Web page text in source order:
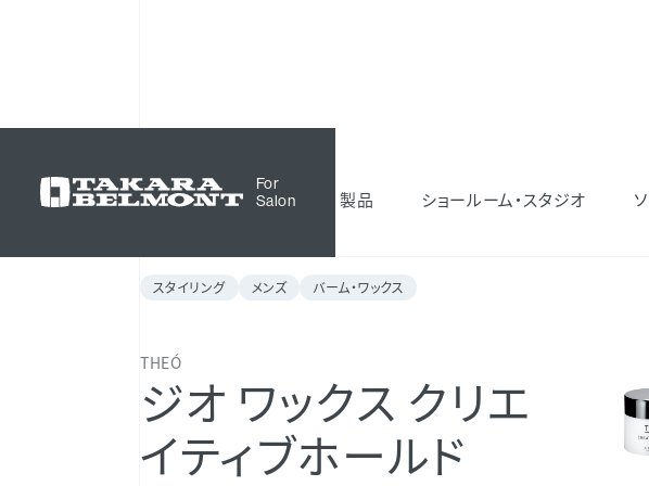
For
Salon
製品 ショールーム・スタジオ
スタイリング メンズ バーム・ワックス
THEÓ
ジオ ワックス クリエ
イティブホールド